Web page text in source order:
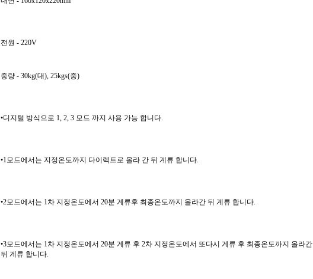
전원 - 220V
중량 - 30kg(대), 25kgs(중)
•디지털 방식으로 1, 2, 3 모드 까지 사용 가능 합니다.
•1모드에서는 지정온도까지 다이렉트로 올라 간 뒤 계류 합니다.
•2모드에서는 1차 지정온도에서 20분 계류후 최종온도까지 올라간 뒤 계류 합니다.
•3모드에서는 1차 지정온도에서 20분 계류 후 2차 지정온도에서 또다시 계류 후 최종온도까지 올라간
뒤 계류 합니다.